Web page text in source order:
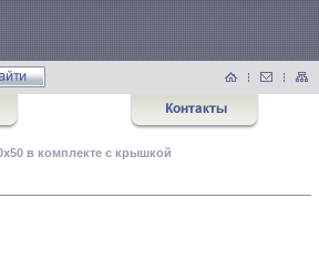
в комплекте с крышкой